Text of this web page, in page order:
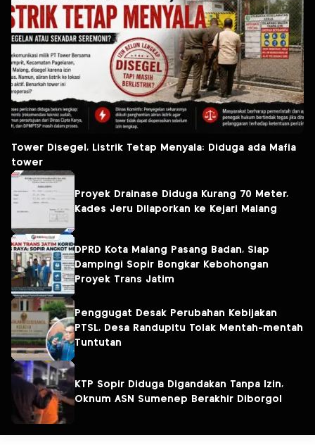
Tower Disegel, Listrik Tetap Menyala: Diduga ada Mafia
tower
Proyek Drainase Diduga Kurang 70 Meter,
Kades Jeru Dilaporkan ke Kejari Malang
DPRD Kota Malang Pasang Badan, Siap
Dampingi Sopir Bongkar Kebohongan
Proyek Trans Jatim
Penggugat Desak Perubahan Kebijakan
PTSL, Desa Randupitu Tolak Mentah-mentah
Tuntutan
KTP Sopir Diduga Digandakan Tanpa Izin,
Oknum ASN Sumenep Berakhir Diborgol